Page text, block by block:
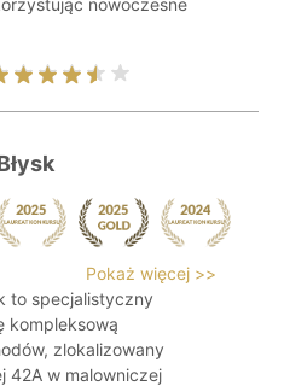
nowoczesne
Pokaż więcej >>
to specjalistyczny
kompleksową
zlokalizowany
42A w malowniczej